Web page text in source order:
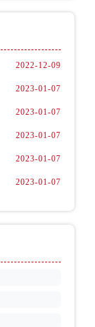
2022-12-09
2023-01-07
2023-01-07
2023-01-07
2023-01-07
2023-01-07